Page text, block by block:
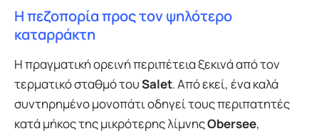
Η πεζοπορία προς τον ψηλότερο
καταρράκτη
Η πραγματική ορεινή περιπέτεια ξεκινά από τον
τερματικό σταθμό τουSalet. Από εκεί, ένα καλά
συντηρημένο μονοπάτι οδηγεί τους περιπατητές
κατά μήκος της μικρότερης λίμνηςObersee,